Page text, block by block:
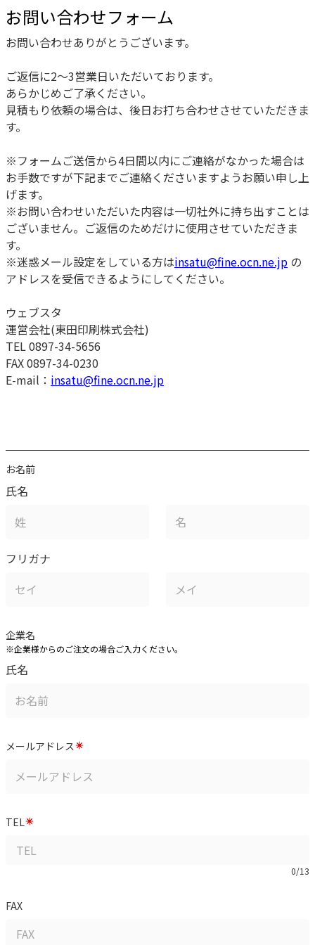
お問い合わせフォーム
お問い合わせありがとうございます。
ご返信に2〜3営業日いただいております。
あらかじめご了承ください。
見積もり依頼の場合は、後日お打ち合わせさせていただきま
す。
※フォームご送信から4日間以内にご連絡がなかった場合は
お手数ですが下記までご連絡くださいますようお願い申し上
げます。
※お問い合わせいただいた内容は一切社外に持ち出すことは
ございません。ご返信のためだけに使用させていただきま
す。
※迷惑メール設定をしている方はinsatu@fine.ocn.ne.jp の
アドレスを受信できるようにしてください。
ウェブスタ
運営会社(東田印刷株式会社)
TEL 0897-34-5656
FAX 0897-34-0230
E-mail： insatu@fine.ocn.ne.jp
お名前
氏名
フリガナ
企業名
※企業様からのご注文の場合ご入力ください。
氏名
メールアドレス
TEL
0/13
FAX